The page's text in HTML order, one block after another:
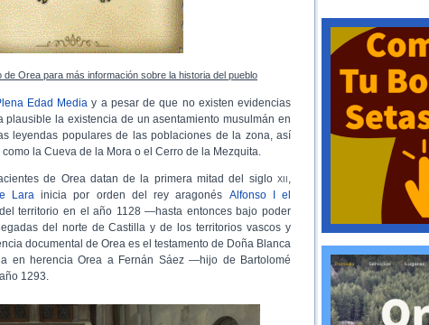
de Orea para más información sobre la historia del pueblo
Edad Media y a pesar de que no existen evidencias
plausible la existencia de un asentamiento musulmán en
leyendas populares de las poblaciones de la zona, así
la Cueva de la Mora o el Cerro de la Mezquita.​
de Orea datan de la primera mitad del siglo xii
Lara inicia por orden del rey aragonés Alfonso I el
territorio en el año 1128 —hasta entonces bajo poder
del norte de Castilla y de los territorios vascos y
documental de Orea es el testamento de Doña Blanca
en herencia Orea a Fernán Sáez —hijo de Bartolomé
1293.